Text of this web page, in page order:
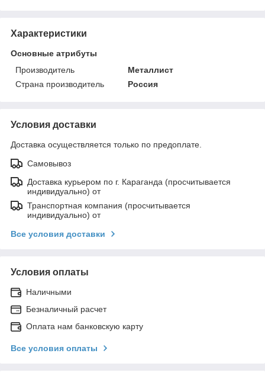
Характеристики
Основные атрибуты
Производитель
Металлист
Страна производитель
Россия
Условия доставки
Доставка осуществляется только по предоплате.
Самовывоз
Доставка курьером по г. Караганда (просчитывается
индивидуально) от
Транспортная компания (просчитывается
индивидуально) от
Все условия доставки
Условия оплаты
Наличными
Безналичный расчет
Оплата нам банковскую карту
Все условия оплаты